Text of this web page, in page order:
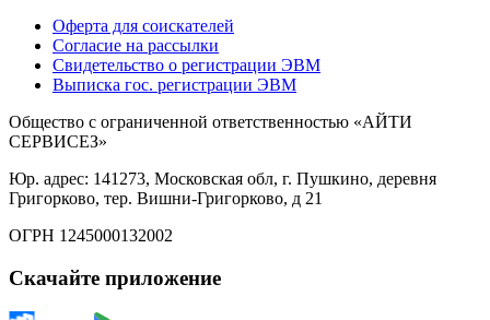
Оферта для соискателей
Согласие на рассылки
Свидетельство о регистрации ЭВМ
Выписка гос. регистрации ЭВМ
Общество с ограниченной ответственностью «АЙТИ
СЕРВИСЕЗ»
Юр. адрес: 141273, Московская обл, г. Пушкино, деревня
Григорково, тер. Вишни-Григорково, д 21
ОГРН 1245000132002
Скачайте приложение